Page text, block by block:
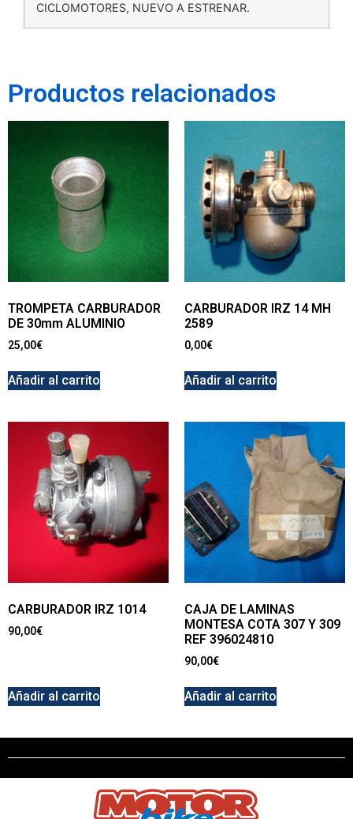
CICLOMOTORES, NUEVO A ESTRENAR.
Productos relacionados
TROMPETA CARBURADOR
DE 30mm ALUMINIO
25,00€
Añadir al carrito
CARBURADOR IRZ 14 MH
2589
0,00€
Añadir al carrito
CARBURADOR IRZ 1014
90,00€
Añadir al carrito
CAJA DE LAMINAS
MONTESA COTA 307 Y 309
REF 396024810
90,00€
Añadir al carrito